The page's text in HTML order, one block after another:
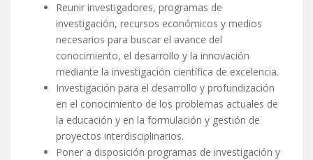
Reunir investigadores, programas de
investigación, recursos económicos y medios
necesarios para buscar el avance del
conocimiento, el desarrollo y la innovación
mediante la investigación científica de excelencia.
Investigación para el desarrollo y profundización
en el conocimiento de los problemas actuales de
la educación y en la formulación y gestión de
proyectos interdisciplinarios.
Poner a disposición programas de investigación y